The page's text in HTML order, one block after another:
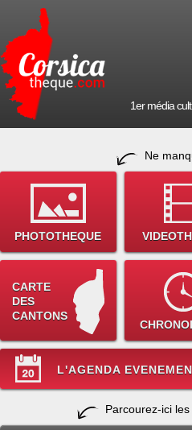
1er média
Ne
PHOTOTHEQUE
CARTE
DES
CANTONS
L'AGENDA
Parcourez-ici